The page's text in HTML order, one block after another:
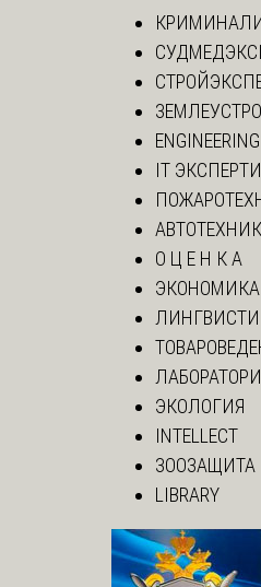
ENGINEERING
IT
О Ц Е Н К А
ЭКОНОМИКА
ЭКОЛОГИЯ
INTELLECT
ЗООЗАЩИТА
LIBRARY